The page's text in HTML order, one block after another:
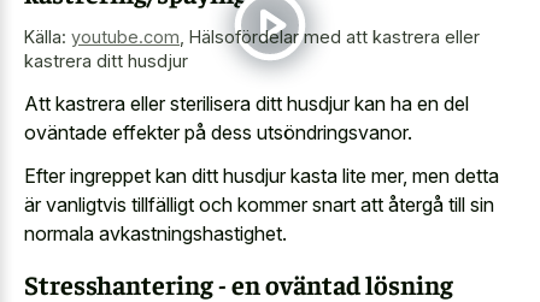
Källa: youtube.com Hälsofördelar med att kastrera eller
kastrera ditt husdjur
Att kastrera eller sterilisera ditt husdjur kan ha en del
oväntade effekter på dess utsöndringsvanor.
Efter ingreppet kan ditt husdjur kasta lite mer, men detta
är vanligtvis tillfälligt och kommer snart att återgå till sin
normala avkastningshastighet.
Stresshantering - en oväntad lösning